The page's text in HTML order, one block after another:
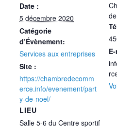
Date :
5 décembre 2020
Catégorie
d’Évènement:
Services aux entreprises
Site :
https://chambredecomm
erce.info/evenement/part
y-de-noel/
LIEU
Salle 5-6 du Centre sportif